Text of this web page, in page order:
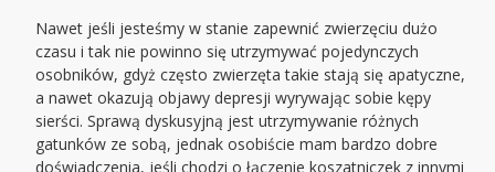
Nawet jeśli jesteśmy w stanie zapewnić zwierzęciu dużo
czasu i tak nie powinno się utrzymywać pojedynczych
osobników, gdyż często zwierzęta takie stają się apatyczne,
a nawet okazują objawy depresji wyrywając sobie kępy
sierści. Sprawą dyskusyjną jest utrzymywanie różnych
gatunków ze sobą, jednak osobiście mam bardzo dobre
doświadczenia, jeśli chodzi o łączenie koszatniczek z innymi